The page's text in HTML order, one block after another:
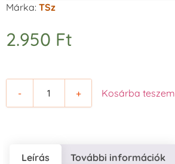
Márka: TSz
2.950 Ft
- + Kosárba teszem
Leírás További információk